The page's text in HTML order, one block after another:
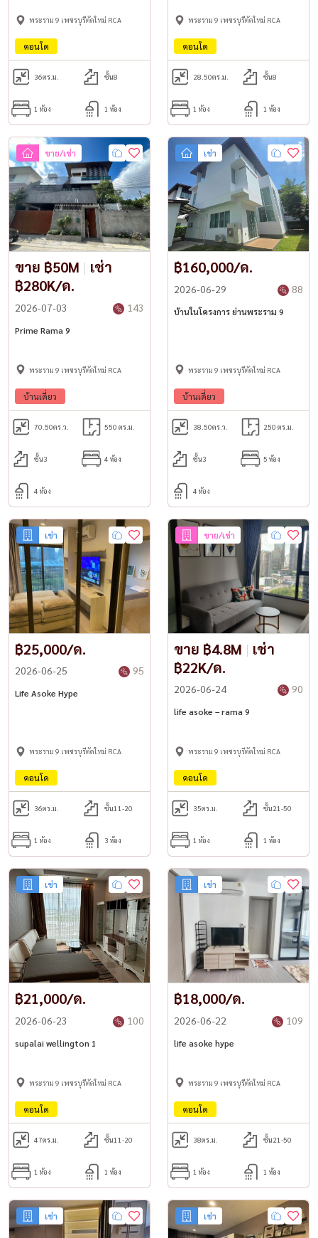
พระราม 9 เพชรบุรีตัดใหม่ RCA
คอนโด
36ตร.ม. ชั้น8
1 ห้อง 1 ห้อง
พระราม 9 เพชรบุรีตัดใหม่ RCA
คอนโด
28.50ตร.ม. ชั้น8
1 ห้อง 1 ห้อง
ขาย/เช่า
ขาย ฿50M | เช่า
฿280K/ด.
2026-07-03 143
Prime Rama 9
พระราม 9 เพชรบุรีตัดใหม่ RCA
บ้านเดี่ยว
70.50ตร.ว. 550 ตร.ม.
ชั้น3 4 ห้อง
4 ห้อง
เช่า
฿160,000/ด.
2026-06-29 88
บ้านในโครงการ ย่านพระราม 9
พระราม 9 เพชรบุรีตัดใหม่ RCA
บ้านเดี่ยว
38.50ตร.ว. 250 ตร.ม.
ชั้น3 5 ห้อง
4 ห้อง
เช่า
฿25,000/ด.
2026-06-25 95
Life Asoke Hype
พระราม 9 เพชรบุรีตัดใหม่ RCA
คอนโด
36ตร.ม. ชั้น11-20
1 ห้อง 3 ห้อง
ขาย/เช่า
ขาย ฿4.8M | เช่า
฿22K/ด.
2026-06-24 90
life asoke – rama 9
พระราม 9 เพชรบุรีตัดใหม่ RCA
คอนโด
35ตร.ม. ชั้น21-50
1 ห้อง 1 ห้อง
เช่า
฿21,000/ด.
2026-06-23 100
supalai wellington 1
พระราม 9 เพชรบุรีตัดใหม่ RCA
คอนโด
47ตร.ม. ชั้น11-20
1 ห้อง 1 ห้อง
เช่า
฿18,000/ด.
2026-06-22 109
life asoke hype
พระราม 9 เพชรบุรีตัดใหม่ RCA
คอนโด
38ตร.ม. ชั้น21-50
1 ห้อง 1 ห้อง
เช่า เช่า